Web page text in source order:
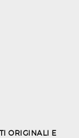
ORIGINALI E